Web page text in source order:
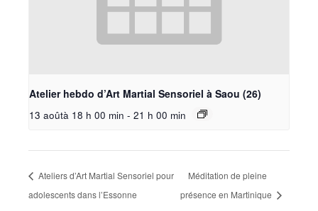
Atelier hebdo d’Art Martial Sensoriel à Saou (26)
13 aoûtà 18 h 00 min - 21 h 00 min
Ateliers d’Art Martial Sensoriel pour
adolescents dans l’Essonne
Méditation de pleine
présence en Martinique